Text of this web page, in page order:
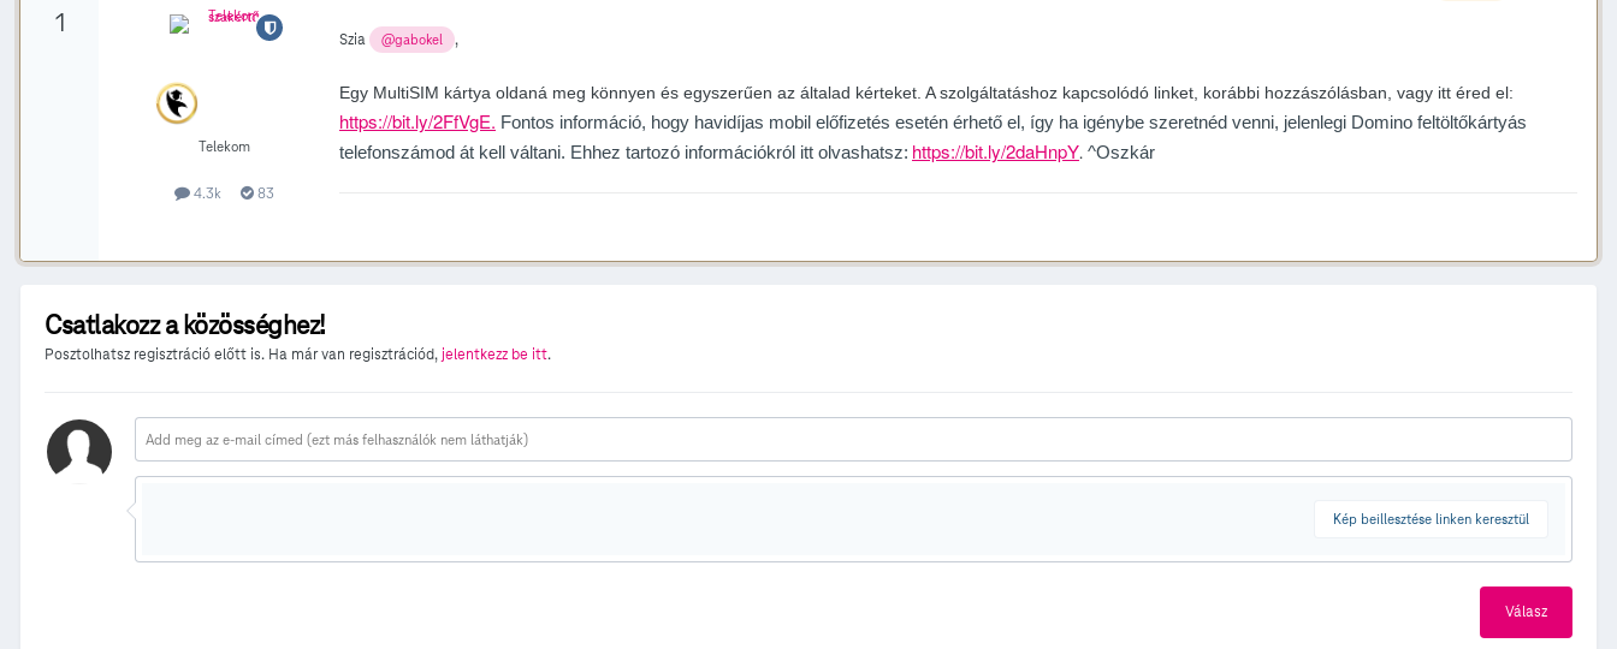
1
Telekom
4.3k 83
Szia @gabokel ,
Egy MultiSIM kártya oldaná meg könnyen és egyszerűen az általad kérteket. A szolgáltatáshoz kapcsolódó linket, korábbi hozzászólásban, vagy itt éred el:
https://bit.ly/2FfVgE. Fontos információ, hogy havidíjas mobil előfizetés esetén érhető el, így ha igénybe szeretnéd venni, jelenlegi Domino feltöltőkártyás
telefonszámod át kell váltani. Ehhez tartozó információkról itt olvashatsz: https://bit.ly/2daHnpY. ^Oszkár
Csatlakozz a közösséghez!
Posztolhatsz regisztráció előtt is. Ha már van regisztrációd,jelentkezz be itt.
Kép beillesztése linken keresztül
Válasz